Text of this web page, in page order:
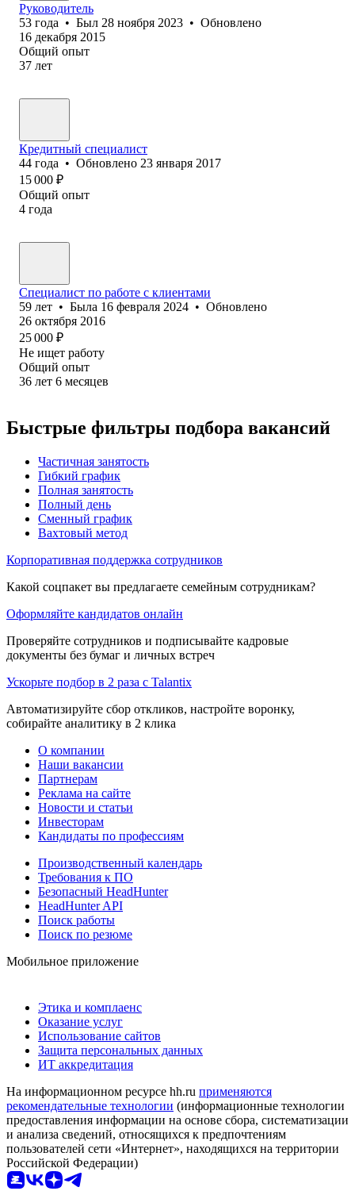
Руководитель
53 года • Был 28 ноября 2023 • Обновлено
16 декабря 2015
Общий опыт
37 лет
Кредитный специалист
44 года • Обновлено 23 января 2017
15 000 ₽
Общий опыт
4 года
Специалист по работе с клиентами
59 лет • Была 16 февраля 2024 • Обновлено
26 октября 2016
25 000 ₽
Не ищет работу
Общий опыт
36 лет 6 месяцев
Быстрые фильтры подбора вакансий
Частичная занятость
Гибкий график
Полная занятость
Полный день
Сменный график
Вахтовый метод
Корпоративная поддержка сотрудников
Какой соцпакет вы предлагаете семейным сотрудникам?
Оформляйте кандидатов онлайн
Проверяйте сотрудников и подписывайте кадровые
документы без бумаг и личных встреч
Ускорьте подбор в 2 раза с Talantix
Автоматизируйте сбор откликов, настройте воронку,
собирайте аналитику в 2 клика
О компании
Наши вакансии
Партнерам
Реклама на сайте
Новости и статьи
Инвесторам
Кандидаты по профессиям
Производственный календарь
Требования к ПО
Безопасный HeadHunter
HeadHunter API
Поиск работы
Поиск по резюме
Мобильное приложение
Этика и комплаенс
Оказание услуг
Использование сайтов
Защита персональных данных
ИТ аккредитация
На информационном ресурсе hh.ru применяются
рекомендательные технологии (информационные технологии
предоставления информации на основе сбора, систематизации
и анализа сведений, относящихся к предпочтениям
пользователей сети «Интернет», находящихся на территории
Российской Федерации)